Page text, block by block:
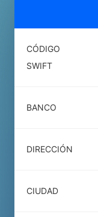
CÓDIGO
SWIFT
BANCO
DIRECCIÓN
CIUDAD